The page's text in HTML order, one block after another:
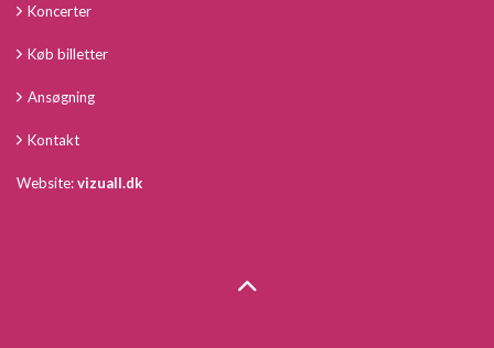
Koncerter
Køb billetter
Ansøgning
Kontakt
Website:vizuall.dk